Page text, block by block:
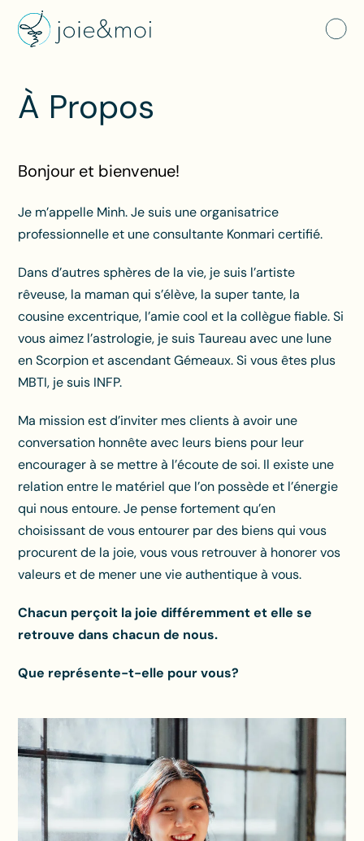
À Propos
Bonjour et bienvenue!
Je m’appelle Minh. Je suis une organisatrice
professionnelle et une consultante Konmari certifié.
Dans d’autres sphères de la vie, je suis l’artiste
rêveuse, la maman qui s’élève, la super tante, la
cousine excentrique, l’amie cool et la collègue fiable. Si
vous aimez l’astrologie, je suis Taureau avec une lune
en Scorpion et ascendant Gémeaux. Si vous êtes plus
MBTI, je suis INFP.
Ma mission est d’inviter mes clients à avoir une
conversation honnête avec leurs biens pour leur
encourager à se mettre à l’écoute de soi. Il existe une
relation entre le matériel que l’on possède et l’énergie
qui nous entoure. Je pense fortement qu’en
choisissant de vous entourer par des biens qui vous
procurent de la joie, vous vous retrouver à honorer vos
valeurs et de mener une vie authentique à vous.
Chacun perçoit la joie différemment et elle se
retrouve dans chacun de nous.
Que représente-t-elle pour vous?